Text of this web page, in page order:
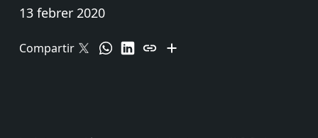
13 febrer 2020
Compartir